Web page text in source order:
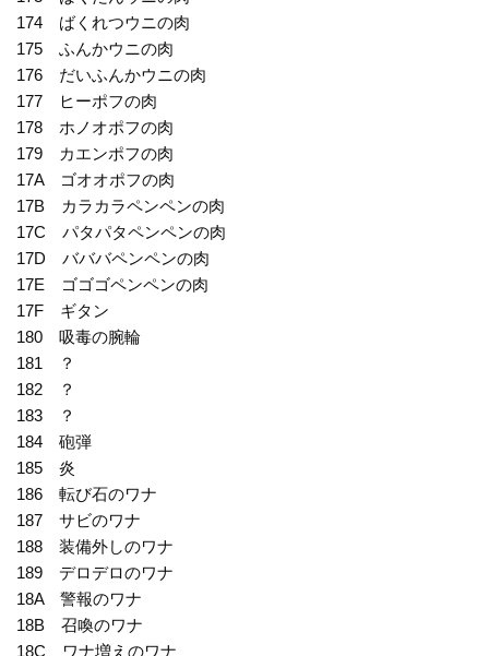
174 ばくれつウニの肉
175 ふんかウニの肉
176 だいふんかウニの肉
177 ヒーポフの肉
178 ホノオポフの肉
179 カエンポフの肉
17A ゴオオポフの肉
17B カラカラペンペンの肉
17C パタパタペンペンの肉
17D バババペンペンの肉
17E ゴゴゴペンペンの肉
17F ギタン
180 吸毒の腕輪
181 ？
182 ？
183 ？
184 砲弾
185 炎
186 転び石のワナ
187 サビのワナ
188 装備外しのワナ
189 デロデロのワナ
18A 警報のワナ
18B 召喚のワナ
18C ワナ増えのワナ